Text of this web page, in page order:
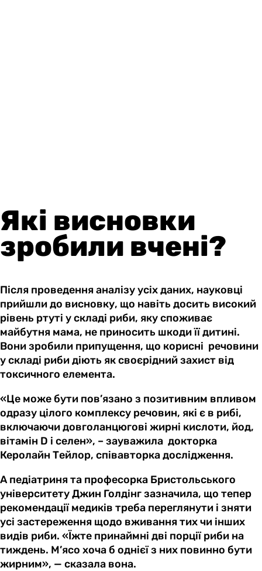
Які висновки
зробили вчені?
Після проведення аналізу усіх даних, науковці
прийшли до висновку, що навіть досить високий
рівень ртуті у складі риби, яку споживає
майбутня мама, не приносить шкоди її дитині.
Вони зробили припущення, що корисні речовини
у складі риби діють як своєрідний захист від
токсичного елемента.
«Це може бути пов’язано з позитивним впливом
одразу цілого комплексу речовин, які є в рибі,
включаючи довголанцюгові жирні кислоти, йод,
вітамін D і селен», – зауважила докторка
Керолайн Тейлор, співавторка дослідження.
А педіатриня та професорка Бристольського
університету Джин Голдінг зазначила, що тепер
рекомендації медиків треба переглянути і зняти
усі застереження щодо вживання тих чи інших
видів риби. «Їжте принаймні дві порції риби на
тиждень. М’ясо хоча б однієї з них повинно бути
жирним», — сказала вона.